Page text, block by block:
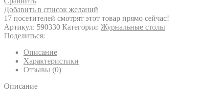
Добавить в список желаний
17 посетителей смотрят этот товар прямо сейчас!
Артикул: 590330 Категория: Журнальные столы
Поделиться:
Описание
Характеристики
Отзывы (0)
Описание